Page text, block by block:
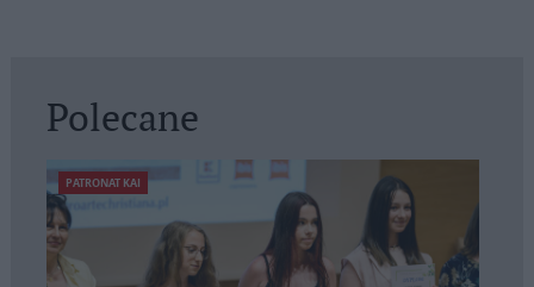
Polecane
PATRONAT KAI